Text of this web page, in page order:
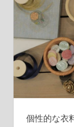
個性的な衣